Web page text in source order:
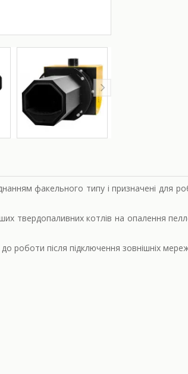
факельного типу і призначені для
твердопаливних котлів на опалення
роботи після підключення зовнішніх